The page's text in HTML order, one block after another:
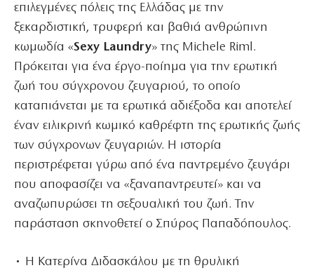
επιλεγμένες πόλεις της Ελλάδας με την
ξεκαρδιστική, τρυφερή και βαθιά ανθρώπινη
κωμωδία «Sexy Laundry» της Michele Riml.
Πρόκειται για ένα έργο-ποίημα για την ερωτική
ζωή του σύγχρονου ζευγαριού, το οποίο
καταπιάνεται με τα ερωτικά αδιέξοδα και αποτελεί
έναν ειλικρινή κωμικό καθρέφτη της ερωτικής ζωής
των σύγχρονων ζευγαριών. Η ιστορία
περιστρέφεται γύρω από ένα παντρεμένο ζευγάρι
που αποφασίζει να «ξαναπαντρευτεί» και να
αναζωπυρώσει τη σεξουαλική του ζωή. Την
παράσταση σκηνοθετεί ο Σπύρος Παπαδόπουλος.
• Η Κατερίνα Διδασκάλου με τη θρυλική